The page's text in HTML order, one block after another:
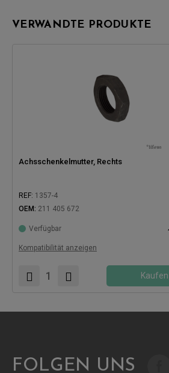
VERWANDTE PRODUKTE
Achsschenkelmutter, Rechts
REF: 1357-4
OEM: 211 405 672
Verfügbar
Kompatibilität anzeigen
Kaufen
FOLGEN UNS